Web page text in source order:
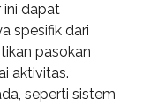
ini dapat
spesifik dari
pasokan
aktivitas.
seperti sistem